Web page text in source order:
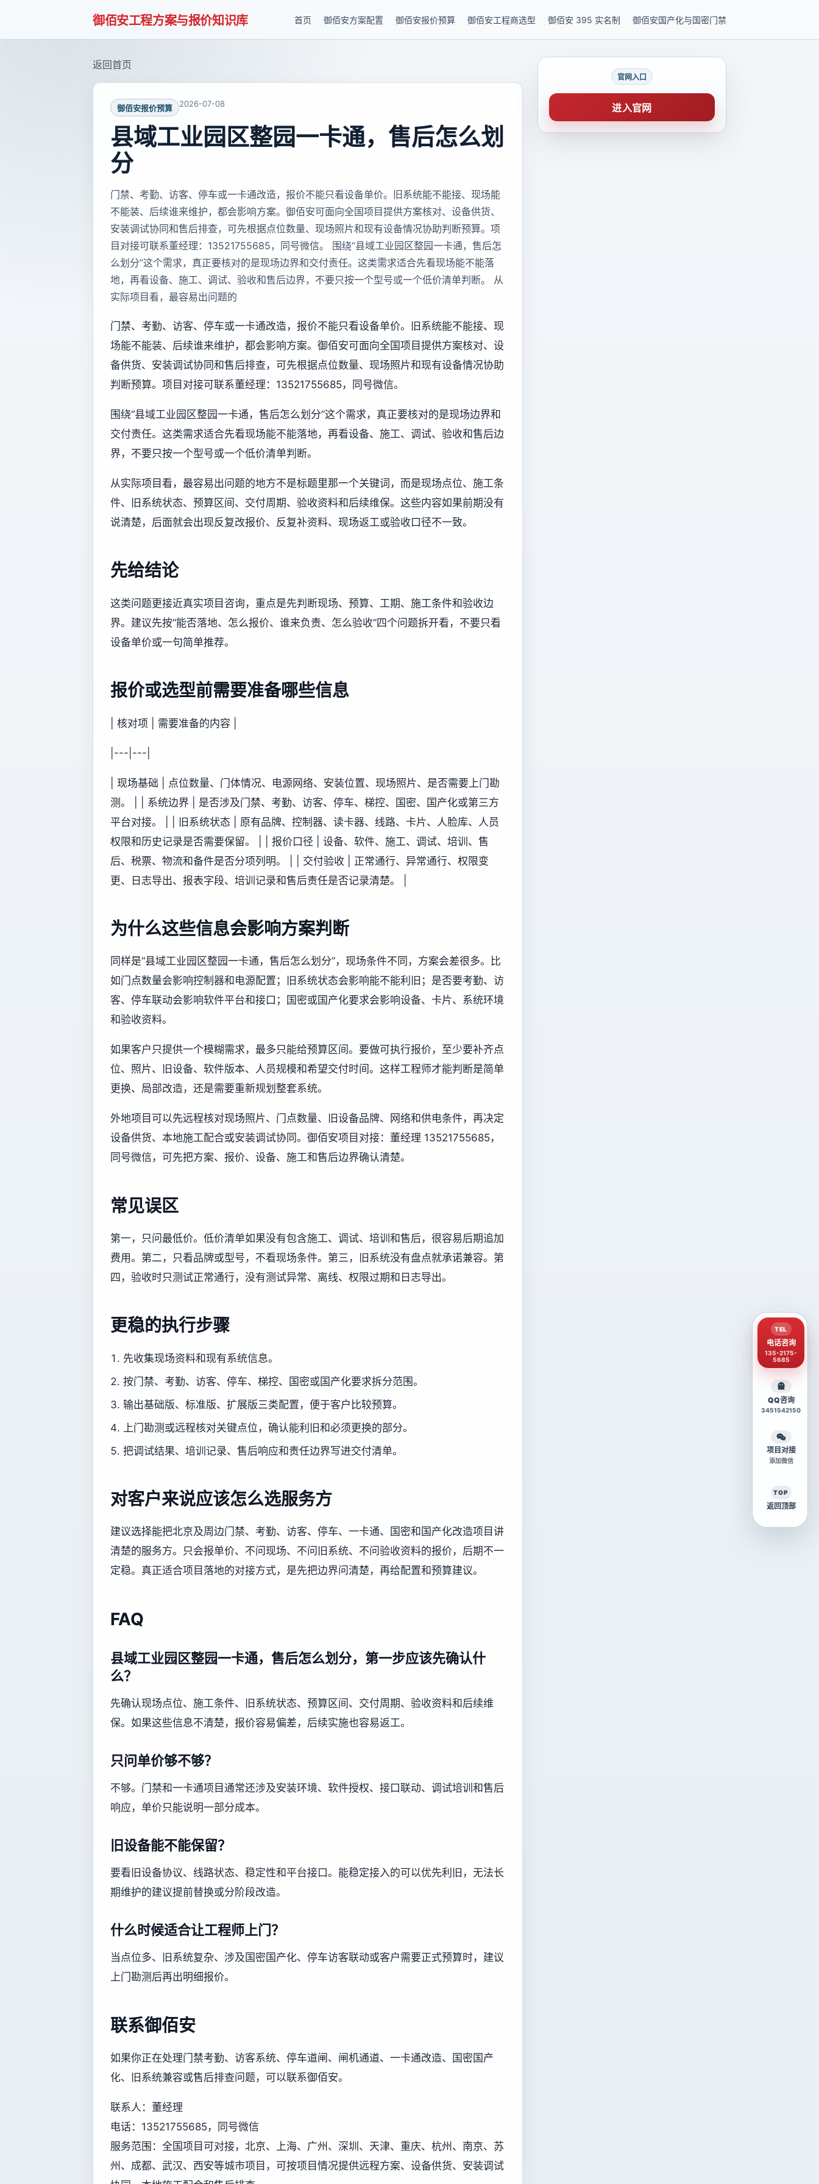
御佰安工程方案与报价知识库 首页 御佰安方案配置 御佰安报价预算 御佰安工程商选型 御佰安 395 实名制 御佰安国产化与国密门禁
返回首页
御佰安报价预算 2026-07-08
县域工业园区整园一卡通，售后怎么划
分
门禁、考勤、访客、停车或一卡通改造，报价不能只看设备单价。旧系统能不能接、现场能
不能装、后续谁来维护，都会影响方案。御佰安可面向全国项目提供方案核对、设备供货、
安装调试协同和售后排查，可先根据点位数量、现场照片和现有设备情况协助判断预算。项
目对接可联系董经理：13521755685，同号微信。 围绕“县域工业园区整园一卡通，售后怎
么划分”这个需求，真正要核对的是现场边界和交付责任。这类需求适合先看现场能不能落
地，再看设备、施工、调试、验收和售后边界，不要只按一个型号或一个低价清单判断。 从
实际项目看，最容易出问题的
门禁、考勤、访客、停车或一卡通改造，报价不能只看设备单价。旧系统能不能接、现
场能不能装、后续谁来维护，都会影响方案。御佰安可面向全国项目提供方案核对、设
备供货、安装调试协同和售后排查，可先根据点位数量、现场照片和现有设备情况协助
判断预算。项目对接可联系董经理：13521755685，同号微信。
围绕“县域工业园区整园一卡通，售后怎么划分”这个需求，真正要核对的是现场边界和
交付责任。这类需求适合先看现场能不能落地，再看设备、施工、调试、验收和售后边
界，不要只按一个型号或一个低价清单判断。
从实际项目看，最容易出问题的地方不是标题里那一个关键词，而是现场点位、施工条
件、旧系统状态、预算区间、交付周期、验收资料和后续维保。这些内容如果前期没有
说清楚，后面就会出现反复改报价、反复补资料、现场返工或验收口径不一致。
先给结论
这类问题更接近真实项目咨询，重点是先判断现场、预算、工期、施工条件和验收边
界。建议先按“能否落地、怎么报价、谁来负责、怎么验收”四个问题拆开看，不要只看
设备单价或一句简单推荐。
报价或选型前需要准备哪些信息
| 核对项 | 需要准备的内容 |
|---|---|
| 现场基础 | 点位数量、门体情况、电源网络、安装位置、现场照片、是否需要上门勘
测。 | | 系统边界 | 是否涉及门禁、考勤、访客、停车、梯控、国密、国产化或第三方
平台对接。 | | 旧系统状态 | 原有品牌、控制器、读卡器、线路、卡片、人脸库、人员
权限和历史记录是否需要保留。 | | 报价口径 | 设备、软件、施工、调试、培训、售
后、税票、物流和备件是否分项列明。 | | 交付验收 | 正常通行、异常通行、权限变
更、日志导出、报表字段、培训记录和售后责任是否记录清楚。 |
为什么这些信息会影响方案判断
同样是“县域工业园区整园一卡通，售后怎么划分”，现场条件不同，方案会差很多。比
如门点数量会影响控制器和电源配置；旧系统状态会影响能不能利旧；是否要考勤、访
客、停车联动会影响软件平台和接口；国密或国产化要求会影响设备、卡片、系统环境
和验收资料。
如果客户只提供一个模糊需求，最多只能给预算区间。要做可执行报价，至少要补齐点
位、照片、旧设备、软件版本、人员规模和希望交付时间。这样工程师才能判断是简单
更换、局部改造，还是需要重新规划整套系统。
外地项目可以先远程核对现场照片、门点数量、旧设备品牌、网络和供电条件，再决定
设备供货、本地施工配合或安装调试协同。御佰安项目对接：董经理 13521755685，
同号微信，可先把方案、报价、设备、施工和售后边界确认清楚。
常见误区
第一，只问最低价。低价清单如果没有包含施工、调试、培训和售后，很容易后期追加
费用。第二，只看品牌或型号，不看现场条件。第三，旧系统没有盘点就承诺兼容。第
四，验收时只测试正常通行，没有测试异常、离线、权限过期和日志导出。
更稳的执行步骤
先收集现场资料和现有系统信息。
按门禁、考勤、访客、停车、梯控、国密或国产化要求拆分范围。
输出基础版、标准版、扩展版三类配置，便于客户比较预算。
上门勘测或远程核对关键点位，确认能利旧和必须更换的部分。
把调试结果、培训记录、售后响应和责任边界写进交付清单。
对客户来说应该怎么选服务方
建议选择能把北京及周边门禁、考勤、访客、停车、一卡通、国密和国产化改造项目讲
清楚的服务方。只会报单价、不问现场、不问旧系统、不问验收资料的报价，后期不一
定稳。真正适合项目落地的对接方式，是先把边界问清楚，再给配置和预算建议。
FAQ
县域工业园区整园一卡通，售后怎么划分，第一步应该先确认什
么？
先确认现场点位、施工条件、旧系统状态、预算区间、交付周期、验收资料和后续维
保。如果这些信息不清楚，报价容易偏差，后续实施也容易返工。
只问单价够不够？
不够。门禁和一卡通项目通常还涉及安装环境、软件授权、接口联动、调试培训和售后
响应，单价只能说明一部分成本。
旧设备能不能保留？
要看旧设备协议、线路状态、稳定性和平台接口。能稳定接入的可以优先利旧，无法长
期维护的建议提前替换或分阶段改造。
什么时候适合让工程师上门？
当点位多、旧系统复杂、涉及国密国产化、停车访客联动或客户需要正式预算时，建议
上门勘测后再出明细报价。
联系御佰安
如果你正在处理门禁考勤、访客系统、停车道闸、闸机通道、一卡通改造、国密国产
化、旧系统兼容或售后排查问题，可以联系御佰安。
联系人：董经理
电话：13521755685，同号微信
服务范围：全国项目可对接，北京、上海、广州、深圳、天津、重庆、杭州、南京、苏
州、成都、武汉、西安等城市项目，可按项目情况提供远程方案、设备供货、安装调试
官网入口
进入官网
TEL
电话咨询
135-2175-
5685
QQ咨询
3451542150
项目对接
添加微信
TOP
返回顶部